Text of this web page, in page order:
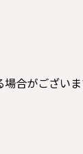
合がござい